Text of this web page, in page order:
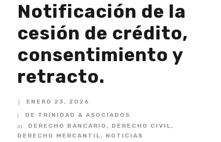
Notificación de la
cesión de crédito,
consentimiento y
retracto.
ENERO 23, 2026
DE TRINIDAD & ASOCIADOS
DERECHO BANCARIO , DERECHO CIVIL,
DERECHO MERCANTIL, NOTICIAS